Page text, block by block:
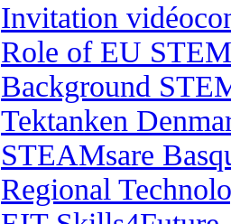
Invitation
Role of EU
Background
Tektanken
STEAMsare
Regional